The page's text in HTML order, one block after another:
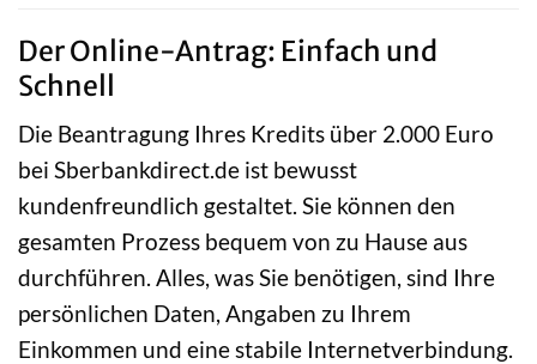
Der Online-Antrag: Einfach und
Schnell
Die Beantragung Ihres Kredits über 2.000 Euro
bei Sberbankdirect.de ist bewusst
kundenfreundlich gestaltet. Sie können den
gesamten Prozess bequem von zu Hause aus
durchführen. Alles, was Sie benötigen, sind Ihre
persönlichen Daten, Angaben zu Ihrem
Einkommen und eine stabile Internetverbindung.